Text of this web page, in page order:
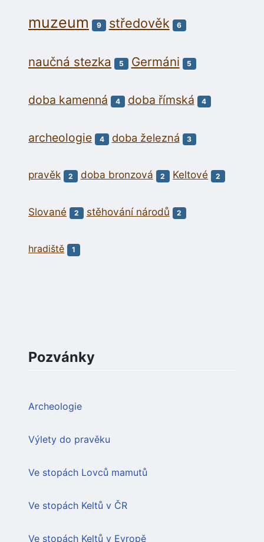
Pozvánky
Archeologie
Výlety do pravěku
Ve stopách Lovců mamutů
Ve stopách Keltů v ČR
Ve stopách Keltů v Evropě
muzeum 9 středověk 6
naučná stezka 5 Germáni 5
doba kamenná 4 doba římská 4
archeologie 4 doba železná 3
pravěk 2 doba bronzová 2 Keltové 2
Slované 2 stěhování národů 2
hradiště 1